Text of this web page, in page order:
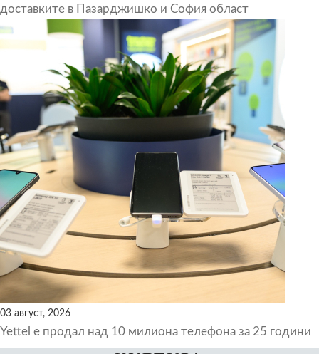
доставките в Пазарджишко и София област
03 август, 2026
Yettel е продал над 10 милиона телефона за 25 години